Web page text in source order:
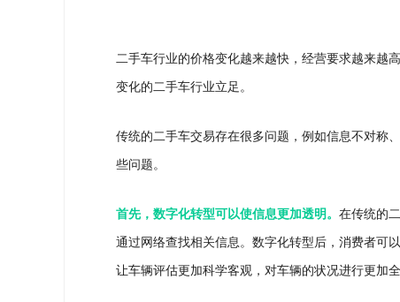
二手车行业的价格变化越来越快，经营要求越来越高
变化的二手车行业立足。
传统的二手车交易存在很多问题，例如信息不对称
些问题。
首先，数字化转型可以使信息更加透明。 在传统的
通过网络查找相关信息。数字化转型后，消费者可
让车辆评估更加科学客观，对车辆的状况进行更加